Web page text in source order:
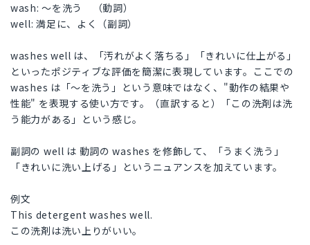
wash: ～を洗う （動詞）
well: 満足に、よく（副詞）
washes well は、「汚れがよく落ちる」「きれいに仕上がる」
といったポジティブな評価を簡潔に表現しています。ここでの
washes は「～を洗う」という意味ではなく、"動作の結果や
性能" を表現する使い方です。（直訳すると）「この洗剤は洗
う能力がある」という感じ。
副詞の well は 動詞の washes を修飾して、「うまく洗う」
「きれいに洗い上げる」というニュアンスを加えています。
例文
This detergent washes well.
この洗剤は洗い上りがいい。